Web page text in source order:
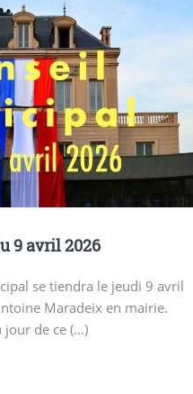
9 avril 2026
se tiendra le jeudi 9 avril
Maradeix en mairie.
jour de ce (…)